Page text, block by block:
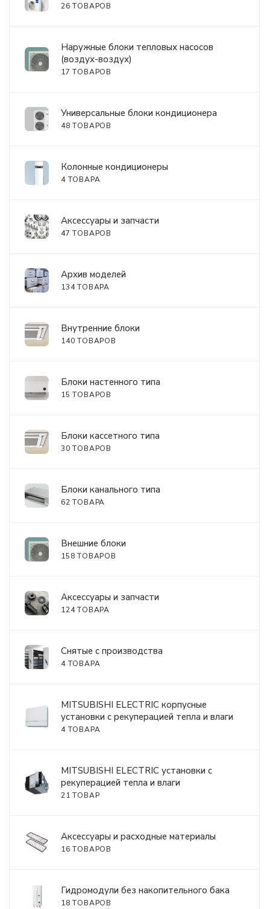
26 ТОВАРОВ
Наружные блоки тепловых насосов
(воздух-воздух)
17 ТОВАРОВ
Универсальные блоки кондиционера
48 ТОВАРОВ
Колонные кондиционеры
4 ТОВАРА
Аксессуары и запчасти
47 ТОВАРОВ
Архив моделей
134 ТОВАРА
Внутренние блоки
140 ТОВАРОВ
Блоки настенного типа
15 ТОВАРОВ
Блоки кассетного типа
30 ТОВАРОВ
Блоки канального типа
62 ТОВАРА
Внешние блоки
158 ТОВАРОВ
Аксессуары и запчасти
124 ТОВАРА
Снятые с производства
4 ТОВАРА
MITSUBISHI ELECTRIC корпусные
установки с рекуперацией тепла и влаги
4 ТОВАРА
MITSUBISHI ELECTRIC установки с
рекуперацией тепла и влаги
21 ТОВАР
Аксессуары и расходные материалы
16 ТОВАРОВ
Гидромодули без накопительного бака
18 ТОВАРОВ